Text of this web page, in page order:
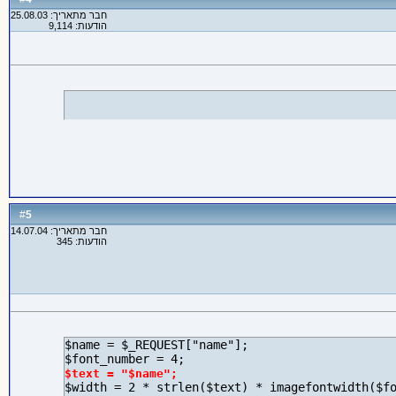
חבר מתאריך: 25.08.03
הודעות: 9,114
#
5
חבר מתאריך: 14.07.04
הודעות: 345
$name = $_REQUEST["name"];
$text = "$name";
$width = 2 * strlen($text) *